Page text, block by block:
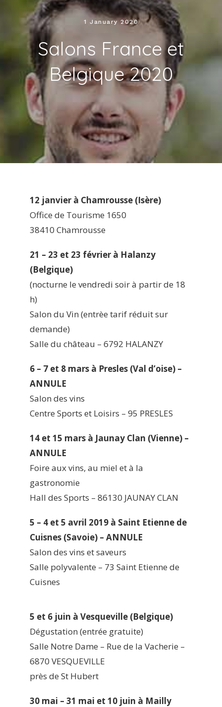
NEWS
REVIEWS
CONTACT US
1 January 2020
Salons France et
Belgique 2020
12 janvier à Chamrousse (Isère)
Office de Tourisme 1650
38410 Chamrousse
21 – 23 et 23 février à Halanzy
(Belgique)
(nocturne le vendredi soir à partir de 18
h)
Salon du Vin (entrèe tarif réduit sur
demande)
Salle du château – 6792 HALANZY
6 – 7 et 8 mars à Presles (Val d’oise) –
ANNULE
Salon des vins
Centre Sports et Loisirs – 95 PRESLES
14 et 15 mars à Jaunay Clan (Vienne) –
ANNULE
Foire aux vins, au miel et à la
gastronomie
Hall des Sports – 86130 JAUNAY CLAN
5 – 4 et 5 avril 2019 à Saint Etienne de
Cuisnes (Savoie) – ANNULE
Salon des vins et saveurs
Salle polyvalente – 73 Saint Etienne de
Cuisnes
5 et 6 juin à Vesqueville (Belgique)
Dégustation (entrée gratuite)
Salle Notre Dame – Rue de la Vacherie –
6870 VESQUEVILLE
près de St Hubert
30 mai – 31 mai et 10 juin à Mailly